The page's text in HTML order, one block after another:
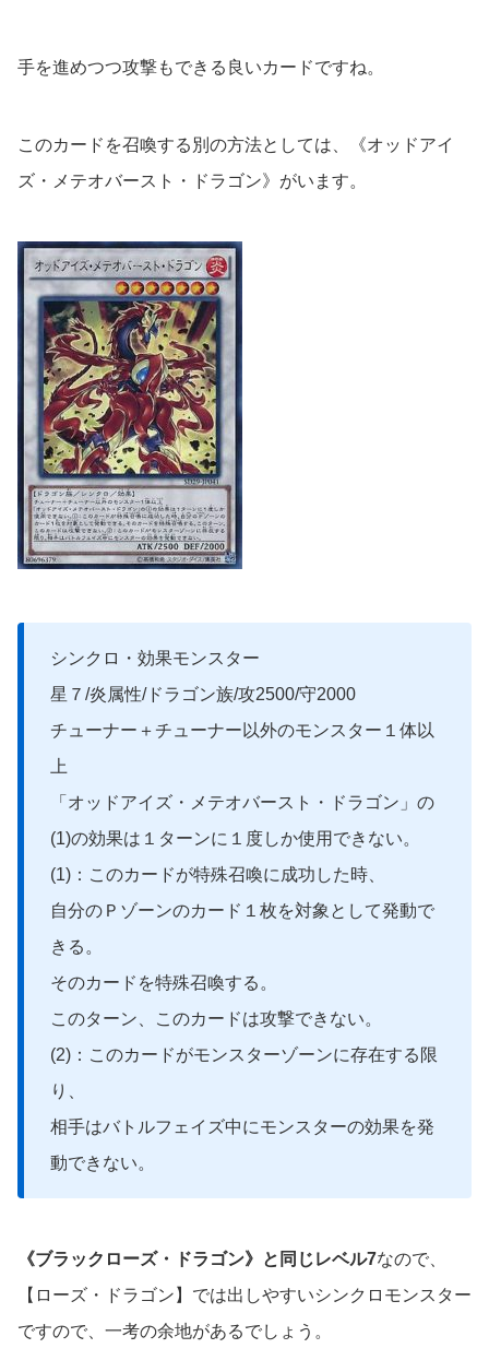
手を進めつつ攻撃もできる良いカードですね。
このカードを召喚する別の方法としては、《オッドアイ
ズ・メテオバースト・ドラゴン》がいます。
シンクロ・効果モンスター
星７/炎属性/ドラゴン族/攻2500/守2000
チューナー＋チューナー以外のモンスター１体以
上
「オッドアイズ・メテオバースト・ドラゴン」の
(1)の効果は１ターンに１度しか使用できない。
(1)：このカードが特殊召喚に成功した時、
自分のＰゾーンのカード１枚を対象として発動で
きる。
そのカードを特殊召喚する。
このターン、このカードは攻撃できない。
(2)：このカードがモンスターゾーンに存在する限
り、
相手はバトルフェイズ中にモンスターの効果を発
動できない。
《ブラックローズ・ドラゴン》と同じレベル7なので、
【ローズ・ドラゴン】では出しやすいシンクロモンスター
ですので、一考の余地があるでしょう。